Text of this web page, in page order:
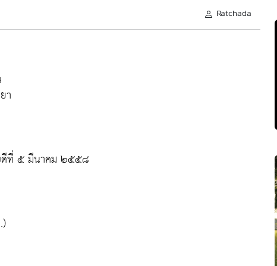
Ratchada
า
ที่ ๕ มีนาคม ๒๕๕๘